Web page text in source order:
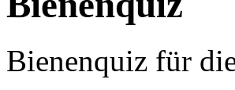
Bienenquiz für